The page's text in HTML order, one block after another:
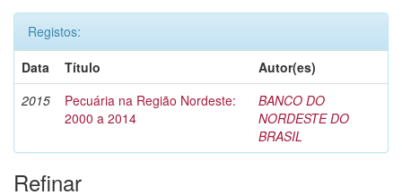
Registos:
Data
Título
Autor(es)
2015
Pecuária na Região Nordeste:
2000 a 2014
BANCO DO
NORDESTE DO
BRASIL
Refinar